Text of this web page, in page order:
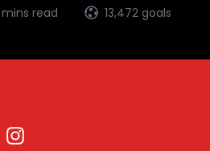
read 13,472 goals
Instagram